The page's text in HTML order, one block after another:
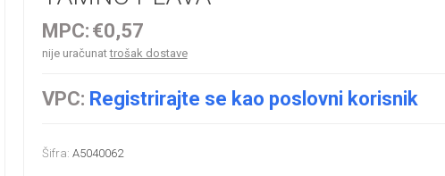
MPC: €0,57
nije uračunattrošak dostave
VPC: Registrirajte se kao poslovni korisnik
Šifra: A5040062